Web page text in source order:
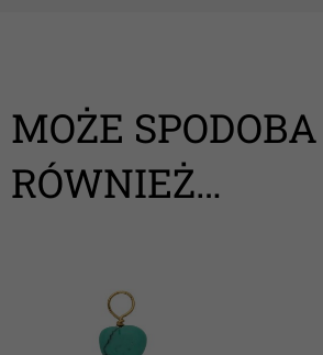
MOŻE
RÓWNIEŻ…